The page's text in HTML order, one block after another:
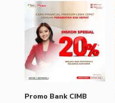
Promo Bank CIMB